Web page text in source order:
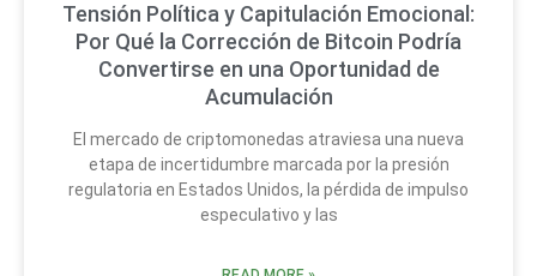
Tensión Política y Capitulación Emocional:
Por Qué la Corrección de Bitcoin Podría
Convertirse en una Oportunidad de
Acumulación
El mercado de criptomonedas atraviesa una nueva
etapa de incertidumbre marcada por la presión
regulatoria en Estados Unidos, la pérdida de impulso
especulativo y las